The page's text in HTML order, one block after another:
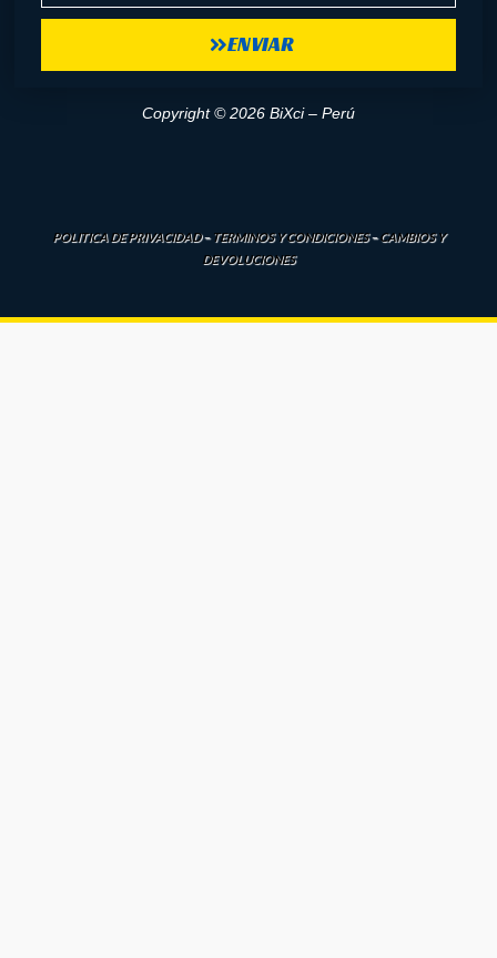
ENVIAR
Copyright © 2026 BiXci – Perú
POLITICA DE PRIVACIDAD–TERMINOS Y CONDICIONES–CAMBIOS Y
DEVOLUCIONES